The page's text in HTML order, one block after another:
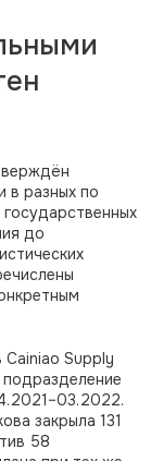
в разных по
до
Supply
подразделение
закрыла 131
58